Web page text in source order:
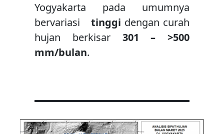
Yogyakarta pada umumnya
bervariasi
tinggi dengan curah
hujan berkisar 301 – >500
mm/bulan.